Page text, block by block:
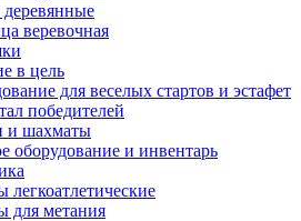
деревянные
веревочная
в цель
для веселых стартов и эстафет
победителей
шахматы
оборудование и инвентарь
легкоатлетические
для метания